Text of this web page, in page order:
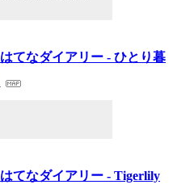
はてなダイアリー - ひとり暮
はてなダイアリー - Tigerlily